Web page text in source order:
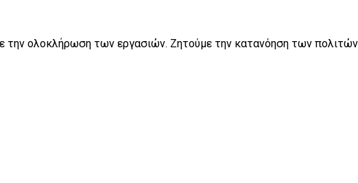
την ολοκλήρωση των εργασιών. Ζητούμε την κατανόηση των